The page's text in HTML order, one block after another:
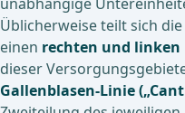
Üblicherweise teilt sich
einen rechten und
dieser
Gallenblasen-Linie